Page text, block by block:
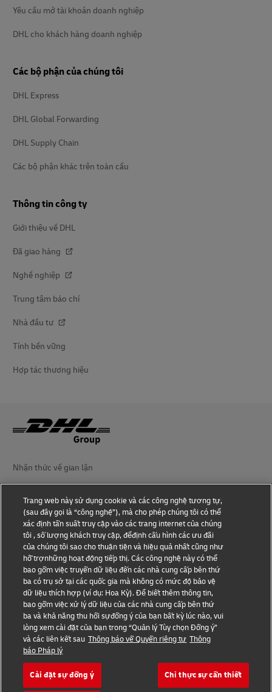
Yêu cầu mở tài khoản doanh nghiệp
DHL cho khách hàng doanh nghiệp
Các bộ phận của chúng tôi
DHL Express
DHL Global Forwarding
DHL Supply Chain
Các bộ phận khác trên toàn cầu
Thông tin công ty
Giới thiệu về DHL
Đã giao hàng
Nghề nghiệp
Trung tâm báo chí
Nhà đầu tư
Tính bền vững
Hợp tác thương hiệu
Nhận thức về gian lận
Điều kiện sử dụng
Thông báo về Quyền riêng tư
Thông tin thêm
Cài đặt cookie
Theo dõi chúng tôi
2026 © - all rights reserved
Trang web này sử dụng cookie và các công nghệ tương tự,
(sau đây gọi là “công nghệ”), mà cho phép chúng tôi có thể
xác định tần suất truy cập vào các trang internet của chúng
tôi , số lượng khách truy cập, đểđịnh cấu hình các ưu đãi
của chúng tôi sao cho thuận tiện và hiệu quả nhất cũng như
hỗ trợnhững hoạt động tiếp thị. Các công nghệ này có thể
bao gồm việc truyền dữ liệu đến các nhà cung cấp bên thứ
ba có trụ sở tại các quốc gia mà không có mức độ bảo vệ
dữ liệu thích hợp (ví dụ: Hoa Kỳ). Để biết thêm thông tin,
bao gồm việc xử lý dữ liệu của các nhà cung cấp bên thứ
ba và khả năng thu hồi sựđồng ý của bạn bất kỳ lúc nào, vui
lòng xem cài đặt của bạn trong “Quản lý Tùy chọn Đồng ý”
và các liên kết sau Thông báo về Quyền riêng tư Thông
báo Pháp lý
Cài đặt sự đồng ý Chỉ thực sự cần thiết